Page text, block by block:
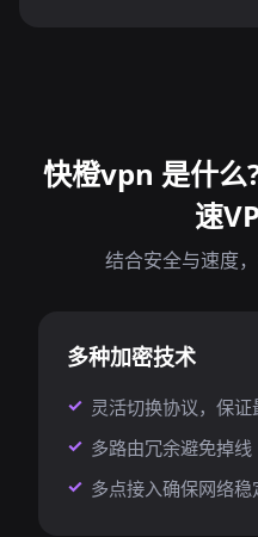
快橙vpn 是什么
速
结合安全与速度
多种加密技术
灵活切换协议，保
多路由冗余避免掉线
多点接入确保网络稳